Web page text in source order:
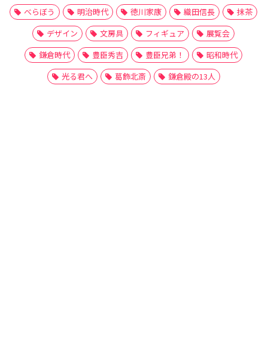
べらぼう
明治時代 徳川家康 織田信長
抹茶
デザイン
文房具 フィギュア
展覧会
鎌倉時代
豊臣秀吉 豊臣兄弟！
昭和時代
光る君へ
葛飾北斎 鎌倉殿の13人